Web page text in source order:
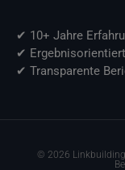
✔ 10+ Jahre
✔ Ergebnisorientiert
✔ Transparente
© 2026 Linkbuilding